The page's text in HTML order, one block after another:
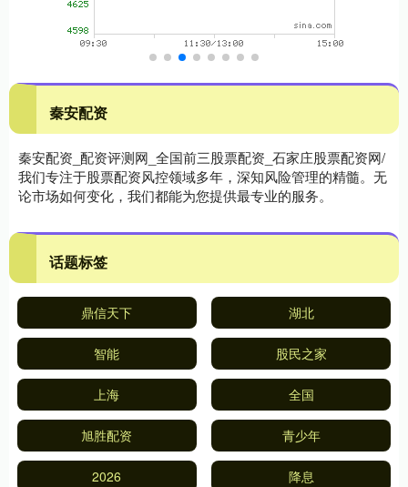
秦安配资
秦安配资_配资评测网_全国前三股票配资_石家庄股票配资网/
我们专注于股票配资风控领域多年，深知风险管理的精髓。无
论市场如何变化，我们都能为您提供最专业的服务。
话题标签
鼎信天下 湖北
智能 股民之家
上海 全国
旭胜配资 青少年
2026 降息